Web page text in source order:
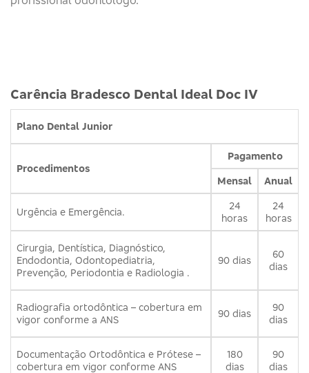
Carência Bradesco Dental Ideal Doc IV
Plano Dental Junior
Procedimentos
Pagamento
Mensal Anual
Urgência e Emergência.
24
horas
24
horas
Cirurgia, Dentística, Diagnóstico,
Endodontia, Odontopediatria,
Prevenção, Periodontia e Radiologia .
90 dias
60
dias
Radiografia ortodôntica – cobertura em
vigor conforme a ANS
90 dias
90
dias
Documentação Ortodôntica e Prótese –
cobertura em vigor conforme ANS
180
dias
90
dias